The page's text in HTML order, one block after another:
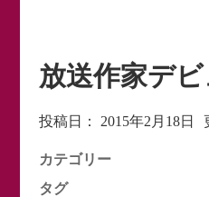
放送作家デビ
投稿日： 2015年2月18日
カテゴリー
タグ